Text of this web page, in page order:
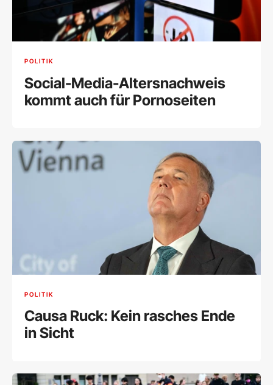
POLITIK
Social-Media-Altersnachweis
kommt auch für Pornoseiten
POLITIK
Causa Ruck: Kein rasches Ende
in Sicht